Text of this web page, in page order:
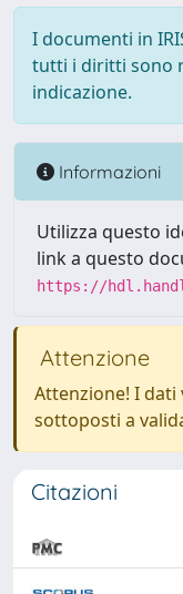
I documenti in
tutti i diritti sono
indicazione.
Informazioni
Utilizza questo
link a questo
https://
Attenzione
Attenzione! I dati
sottoposti a
Citazioni